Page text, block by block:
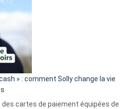
cash » : comment Solly change la vie
des cartes de paiement équipées de